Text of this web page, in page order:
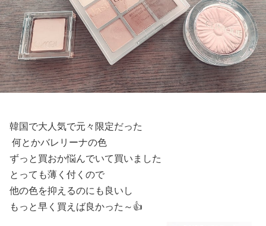
韓国で大人気で元々限定だった
何とかバレリーナの色
ずっと買おか悩んでいて買いました
とっても薄く付くので
他の色を抑えるのにも良いし
もっと早く買えば良かった～👍️